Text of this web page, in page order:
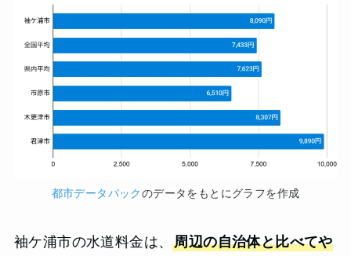
都市データパックのデータをもとにグラフを作成
袖ケ浦市の水道料金は、周辺の自治体と比べてや